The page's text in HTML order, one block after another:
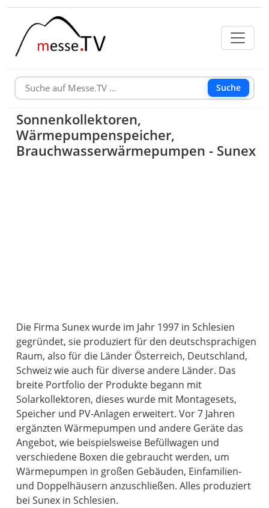
Suche
Sonnenkollektoren,
Wärmepumpenspeicher,
Brauchwasserwärmepumpen - Sunex
Die Firma Sunex wurde im Jahr 1997 in Schlesien
gegründet, sie produziert für den deutschsprachigen
Raum, also für die Länder Österreich, Deutschland,
Schweiz wie auch für diverse andere Länder. Das
breite Portfolio der Produkte begann mit
Solarkollektoren, dieses wurde mit Montagesets,
Speicher und PV-Anlagen erweitert. Vor 7 Jahren
ergänzten Wärmepumpen und andere Geräte das
Angebot, wie beispielsweise Befüllwagen und
verschiedene Boxen die gebraucht werden, um
Wärmepumpen in großen Gebäuden, Einfamilien-
und Doppelhäusern anzuschließen. Alles produziert
bei Sunex in Schlesien.